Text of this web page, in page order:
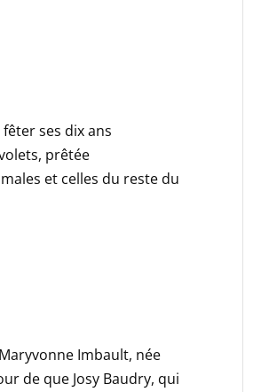
ses dix ans
prêtée
et celles du reste du
Imbault, née
de que Josy Baudry, qui